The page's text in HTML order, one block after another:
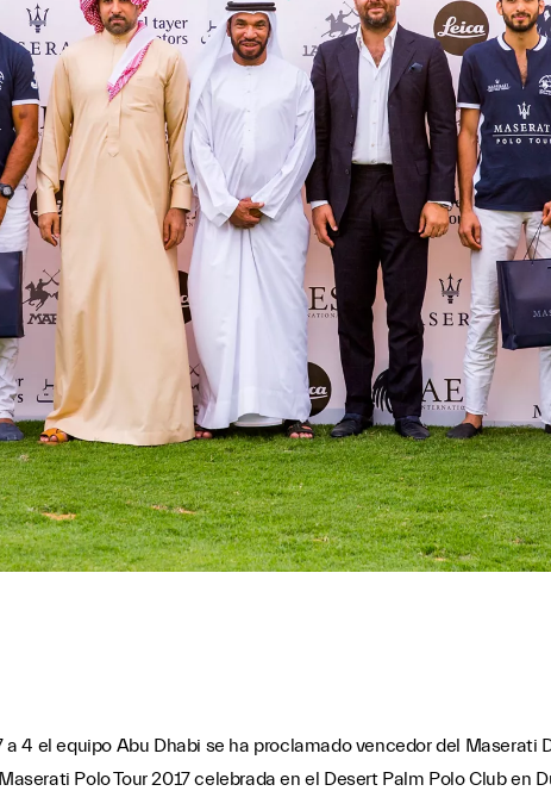
a 4 el equipo Abu Dhabi se ha proclamado vencedor del Maserati
Polo Tour 2017 celebrada en el Desert Palm Polo Club en